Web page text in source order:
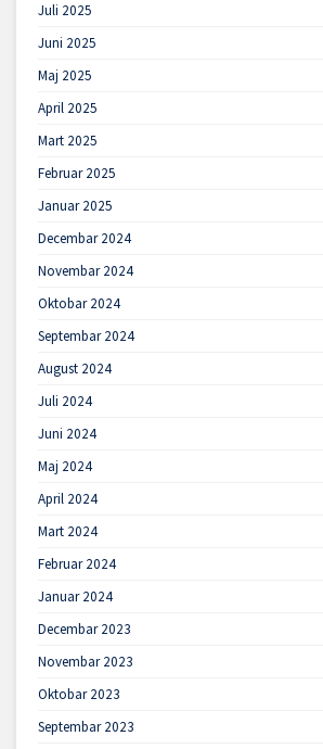
Juli 2025
Juni 2025
Maj 2025
April 2025
Mart 2025
Februar 2025
Januar 2025
Decembar 2024
Novembar 2024
Oktobar 2024
Septembar 2024
August 2024
Juli 2024
Juni 2024
Maj 2024
April 2024
Mart 2024
Februar 2024
Januar 2024
Decembar 2023
Novembar 2023
Oktobar 2023
Septembar 2023